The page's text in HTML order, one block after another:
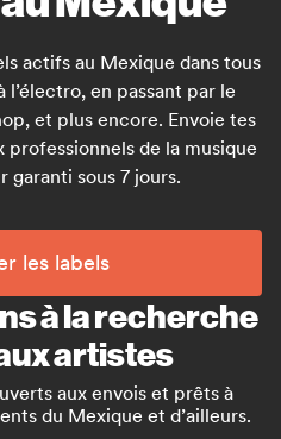
actifs au Mexique dans tous
l’électro, en passant par le
et plus encore. Envoie tes
de la musique
garanti sous 7 jours.
les labels
à la recherche
artistes
aux envois et prêts à
du Mexique et d’ailleurs.